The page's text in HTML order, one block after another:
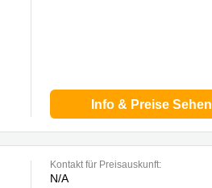
Info & Preise Sehen
Kontakt für Preisauskunft:
N/A